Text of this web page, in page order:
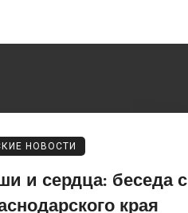
НОВОСТИ
и сердца: беседа с
края